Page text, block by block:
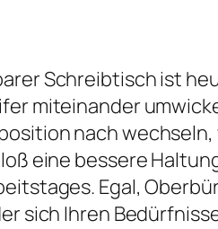
Schreibtisch ist
miteinander
nach
eine bessere
Egal,
sich Ihren